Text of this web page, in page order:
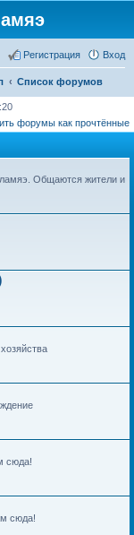
Вход
Регистрация
Список форумов
форумы как прочтённые
Общаются жители и
сюда!
сюда!